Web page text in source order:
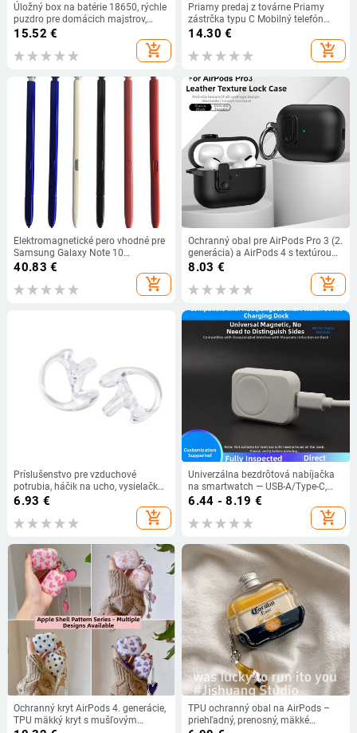
Úložný box na batérie 18650, rýchle
puzdro pre domácich majstrov,
držiak batérií 18650 21700 pre
15.52 €
add_shopping_cart
Priamy predaj z továrne Priamy
zástrčka typu C Mobilný telefón
Douyin Internet Celebrity Mobilný
Slúchadlá s portom C Káblové
14.30 €
add_shopping_cart
Elektromagnetické pero vhodné pre
Samsung Galaxy Note 10
N970/Note 10 Plus N975 Prenosné
kapacitné pero Ľahké stylusové
pero
40.83 €
add_shopping_cart
Ochranný obal pre AirPods Pro 3 (2.
generácia) a AirPods 4 s textúrou
kože, uzamknutie tlačid, plná
8.03 €
add_shopping_cart
Príslušenstvo pre vzduchové
potrubia, háčik na ucho, vysielačka,
slúchadlá pre mobilný telefón,
silikónové mäkké špunty do uší,
trojuholníkový stojan na uši v tvare
6.93 €
add_shopping_cart
Univerzálna bezdrôtová nabíjačka
na smartwatch — USB-A/Type-C,
univerzálna kompatibilita,
6.44 - 8.19 €
add_shopping_cart
Ochranný kryt AirPods 4. generácie,
TPU mäkký kryt s mušľovým
TPU ochranný obal na AirPods –
priehľadný, prenosný, mäkké